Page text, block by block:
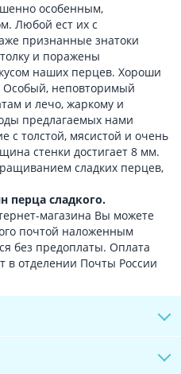
особенным,
Любой ест их с
признанные знатоки
и поражены
наших перцев. Хороши
Особый, неповторимый
и лечо, жаркому и
предлагаемых нами
с толстой, мясистой и очень
стенки достигает 8 мм.
сладких перцев,
перца сладкого.
магазина Вы можете
почтой наложенным
без предоплаты. Оплата
в отделении Почты России